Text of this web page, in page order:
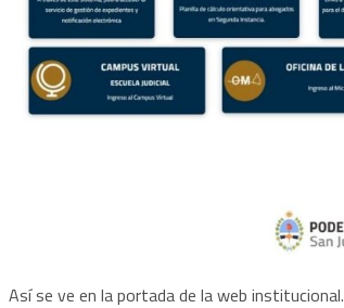
Así se ve en la portada de la web institucional.